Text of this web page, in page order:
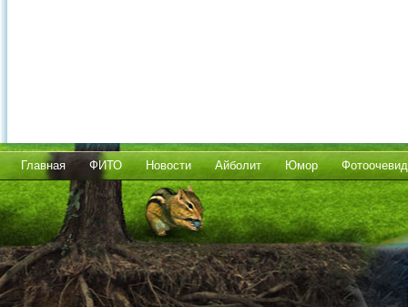
Главная ФИТО Новости Айболит Юмор